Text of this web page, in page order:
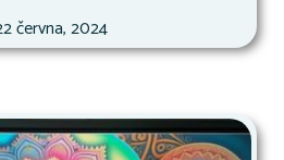
června, 2024